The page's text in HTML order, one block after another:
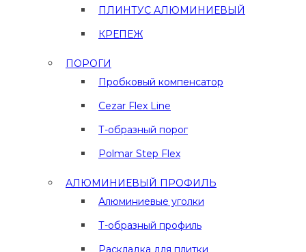
ПЛИНТУС АЛЮМИНИЕВЫЙ
КРЕПЕЖ
ПОРОГИ
Пробковый компенсатор
Cezar Flex Line
Т-образный порог
Polmar Step Flex
АЛЮМИНИЕВЫЙ ПРОФИЛЬ
Алюминиевые уголки
Т-образный профиль
Раскладка для плитки